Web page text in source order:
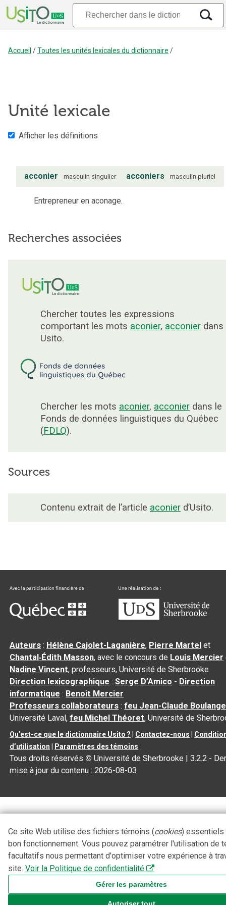
Accueil /Toutes les unités lexicales du dictionnaire /
Unité lexicale
Afficher les définitions
acconier masculin singulier acconiers masculin pluriel
Entrepreneur en aconage.
Recherches associées
Chercher toutes les expressions
comportant les mots aconier, acconier dans
Usito.
Chercher les mots aconier, acconier dans le
Fonds de données linguistiques du Québec
(FDLQ).
Sources
Contenu extrait de l’article aconier d’Usito.
Auteurs : Hélène Cajolet-Laganière, Pierre Martel et
Chantal‑Édith Masson, avec le concours de Louis Mercier
Nadine Vincent, professeurs, Université de Sherbrooke
Direction lexicographique :Serge D’Amico - Direction
informatique : Benoit Mercier
Professeurs collaborateurs :feu Jean-Claude
Université Laval,feu Michel Théoret, Université de
Qu’est-ce que le dictionnaire Usito ? Contactez-nous
d’utilisation
Paramètres des témoins
Tous droits réservés © Université de Sherbrooke |3.2.2 -
mise à jour du contenu :2026-08-03
Ce site Web utilise des fichiers témoins (cookies) essentiels
bon fonctionnement. Vous pouvez paramétrer l'utilisation de
facultatifs nous permettant d'optimiser votre expérience à
site. Voir la Politique de confidentialité
Gérer les paramètres